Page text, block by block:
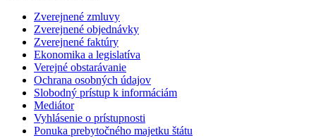
Zverejnené zmluvy
Zverejnené objednávky
Zverejnené faktúry
Ekonomika a legislatíva
Verejné obstarávanie
Ochrana osobných údajov
Slobodný prístup k informáciám
Mediátor
Vyhlásenie o prístupnosti
Ponuka prebytočného majetku štátu